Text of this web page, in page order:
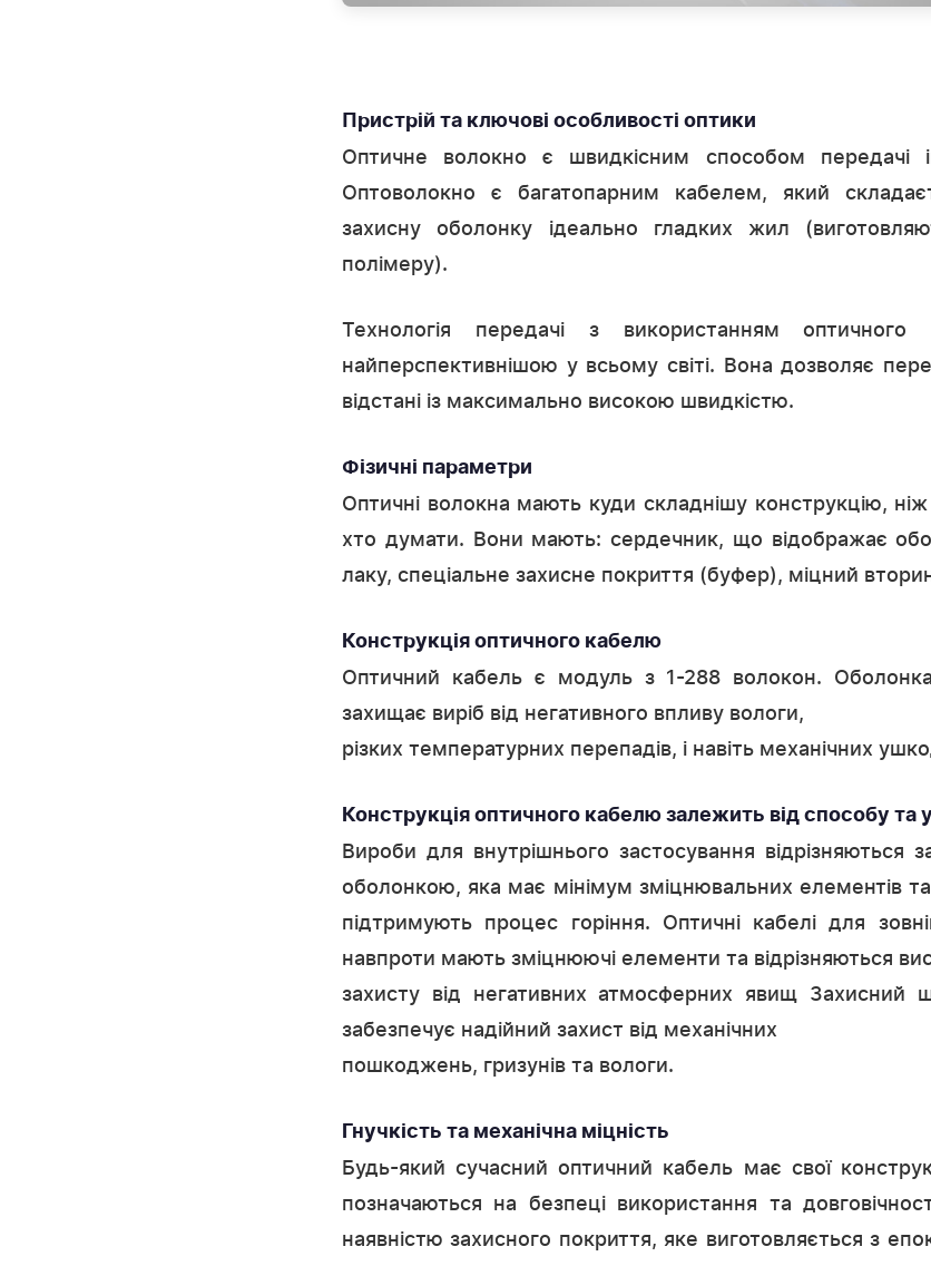
Пристрій та ключові особливості оптики
Оптичне волокно є швидкісним способом передачі
Оптоволокно є багатопарним кабелем, який
захисну оболонку ідеально гладких жил
полімеру).
Технологія передачі з використанням оптичного
найперспективнішою у всьому світі. Вона дозволяє
відстані із максимально високою швидкістю.
Фізичні параметри
Оптичні волокна мають куди складнішу конструкцію,
хто думати. Вони мають: сердечник, що відображає
лаку, спеціальне захисне покриття (буфер), міцний
Конструкція оптичного кабелю
Оптичний кабель є модуль з 1-288 волокон.
захищає виріб від негативного впливу вологи,
різких температурних перепадів, і навіть механічних
Конструкція оптичного кабелю залежить від способу та
Вироби для внутрішнього застосування відрізняються
оболонкою, яка має мінімум зміцнювальних елементів
підтримують процес горіння. Оптичні кабелі для
навпроти мають зміцнюючі елементи та відрізняються
захисту від негативних атмосферних явищ Захисний
забезпечує надійний захист від механічних
пошкоджень, гризунів та вологи.
Гнучкість та механічна міцність
Будь-який сучасний оптичний кабель має свої
позначаються на безпеці використання та
наявністю захисного покриття, яке виготовляється з